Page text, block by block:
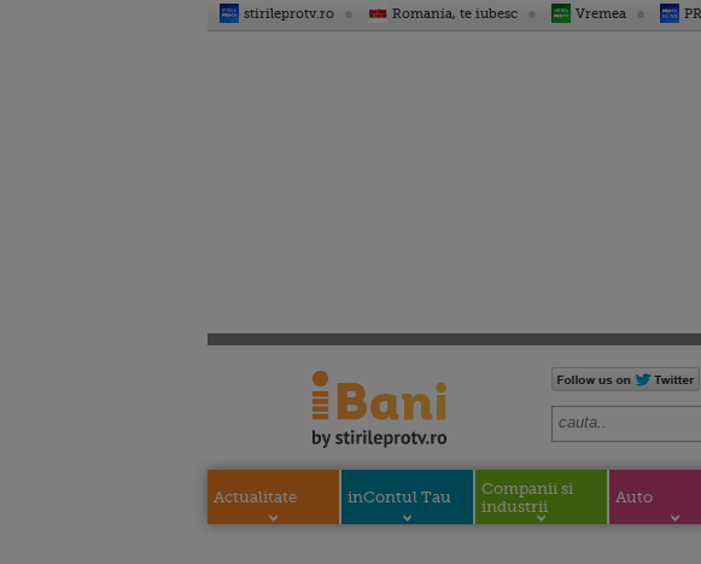
stirileprotv.ro Romania, te iubesc Vremea
Actualitate inContul Tau
Companii si
industrii
Auto